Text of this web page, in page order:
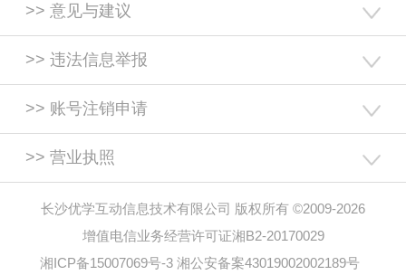
>> 意见与建议
>> 违法信息举报
>> 账号注销申请
>> 营业执照
长沙优学互动信息技术有限公司 版权所有 ©2009-2026
增值电信业务经营许可证湘B2-20170029
湘ICP备15007069号-3 湘公安备案43019002002189号